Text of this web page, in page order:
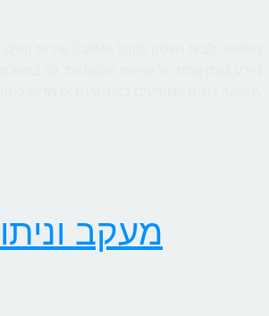
מעקב